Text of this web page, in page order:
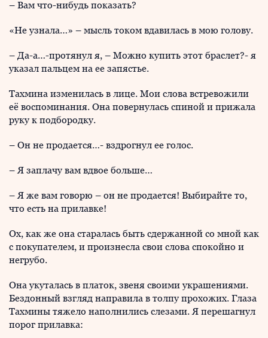
– Вам что-нибудь показать?
«Не узнала…» – мысль током вдавилась в мою голову.
– Да-а…-протянул я, – Можно купить этот браслет?- я
указал пальцем на ее запястье.
Тахмина изменилась в лице. Мои слова встревожили
её воспоминания. Она повернулась спиной и прижала
руку к подбородку.
– Он не продается…- вздрогнул ее голос.
– Я заплачу вам вдвое больше…
– Я же вам говорю – он не продается! Выбирайте то,
что есть на прилавке!
Ох, как же она старалась быть сдержанной со мной как
с покупателем, и произнесла свои слова спокойно и
негрубо.
Она укуталась в платок, звеня своими украшениями.
Бездонный взгляд направила в толпу прохожих. Глаза
Тахмины тяжело наполнились слезами. Я перешагнул
порог прилавка: